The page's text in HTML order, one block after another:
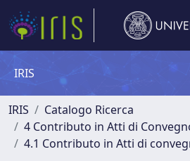
IRIS
IRIS
Catalogo Ricerca
4 Contributo in Atti di
4.1 Contributo in Atti di